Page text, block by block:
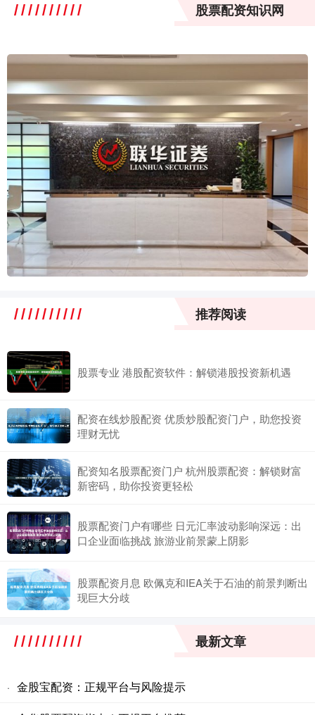
股票配资知识网
推荐阅读
股票专业 港股配资软件：解锁港股投资新机遇
配资在线炒股配资 优质炒股配资门户，助您投资
理财无忧
配资知名股票配资门户 杭州股票配资：解锁财富
新密码，助你投资更轻松
股票配资门户有哪些 日元汇率波动影响深远：出
口企业面临挑战 旅游业前景蒙上阴影
股票配资月息 欧佩克和IEA关于石油的前景判断出
现巨大分歧
最新文章
· 金股宝配资：正规平台与风险提示